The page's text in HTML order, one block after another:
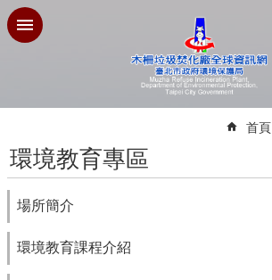
跳到主要內容區塊
首頁
環境教育專區
場所簡介
環境教育課程介紹